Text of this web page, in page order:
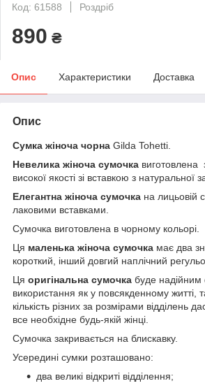
Код: 61588
Роздріб
890 ₴
Опис Характеристики Доставка
Опис
Сумка жіноча чорна Gilda Tohetti.
Невелика жіноча сумочка виготовлена
високої якості зі вставкою з натуральної
Елегантна жіноча сумочка на лицьовій
лаковими вставками.
Сумочка виготовлена в чорному кольорі.
Ця маленька жіноча сумочка має два
короткий, інший довгий наплічний
Ця оригінальна сумочка буде надійним
використання як у повсякденному житті,
кількість різних за розмірами відділень
все необхідне будь-якій жінці.
Сумочка закривається на блискавку.
Усередині сумки розташовано:
два великі відкриті відділення;